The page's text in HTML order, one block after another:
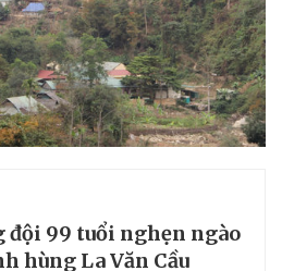
đội 99 tuổi nghẹn ngào
hùng La Văn Cầu